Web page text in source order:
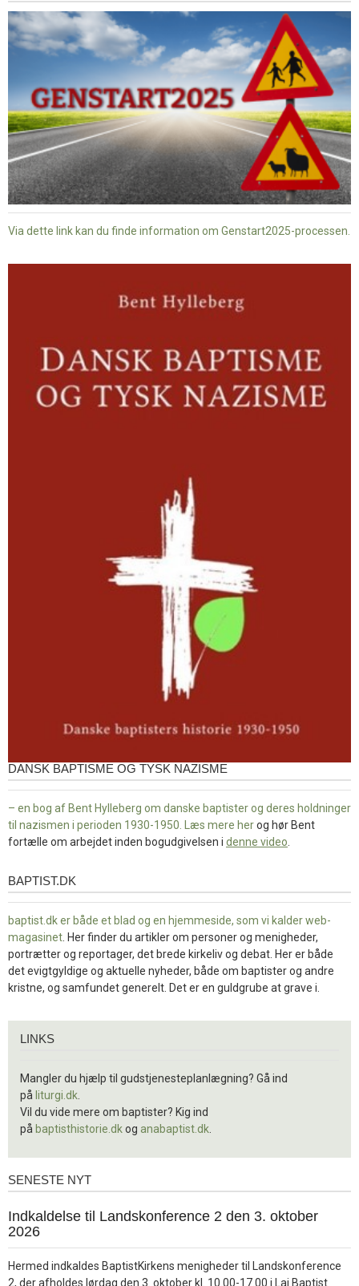
Via dette link kan du finde information om Genstart2025-processen.
DANSK BAPTISME OG TYSK NAZISME
– en bog af Bent Hylleberg om danske baptister og deres holdninger
til nazismen i perioden 1930-1950. Læs mere herog hør Bent
fortælle om arbejdet inden bogudgivelsen i denne video
baptist.dk
BAPTIST.DK
baptist.dk er både et blad og en hjemmeside, som vi kalder web-
magasinet . Her finder du artikler om personer og menigheder,
portrætter og reportager, det brede kirkeliv og debat. Her er både
det evigtgyldige og aktuelle nyheder, både om baptister og andre
kristne, og samfundet generelt. Det er en guldgrube at grave i.
LINKS
Mangler du hjælp til gudstjenesteplanlægning? Gå ind
på liturgi.dk
Vil du vide mere om baptister? Kig ind
på baptisthistorie.dkog anabaptist.dk
Seneste
SENESTE NYT
1.
jul.
Indkaldelse til Landskonference 2 den 3. oktober
2026
Hermed indkaldes BaptistKirkens menigheder til Landskonference
2, der afholdes lørdag den 3. oktober kl. 10.00-17.00 i Lai Baptist